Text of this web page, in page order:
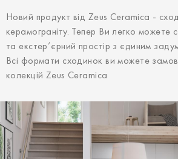
Новий продукт від Zeus Ceramica -
керамограніту. Тепер Ви легко можете
та екстер’єрний простір з єдиним
Всі формати сходинок ви можете
колекцій Zeus Ceramica